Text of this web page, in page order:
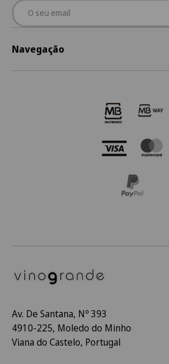
Email
Navegação
Av. De Santana, Nº 393
4910-225, Moledo do Minho
Viana do Castelo, Portugal